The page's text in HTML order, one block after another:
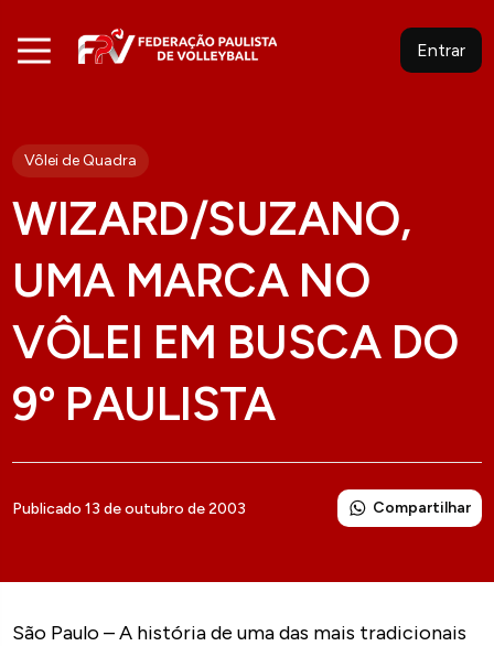
Entrar
Vôlei de Quadra
WIZARD/SUZANO,
UMA MARCA NO
VÔLEI EM BUSCA DO
9º PAULISTA
Publicado 13 de outubro de 2003 Compartilhar
São Paulo – A história de uma das mais tradicionais